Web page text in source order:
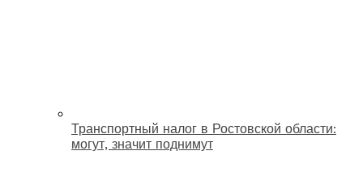
Транспортный налог в Ростовской области:
могут, значит поднимут